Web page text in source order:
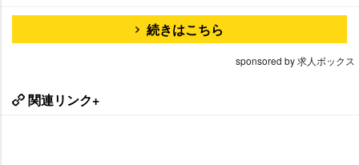
続きはこちら
sponsored by 求人ボックス
関連リンク+